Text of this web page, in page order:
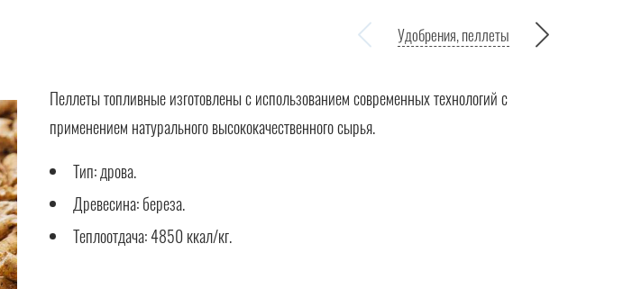
Удобрения, пеллеты
Пеллеты топливные изготовлены с использованием современных технологий с
применением натурального высококачественного сырья.
Тип: дрова.
Древесина: береза.
Теплоотдача: 4850 ккал/кг.